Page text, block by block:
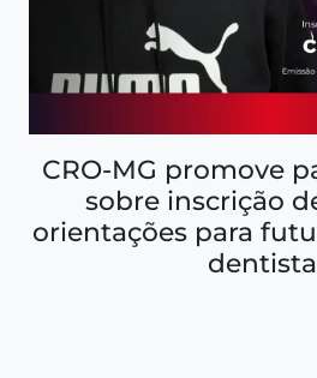
CRO-MG promove
sobre inscrição
orientações para